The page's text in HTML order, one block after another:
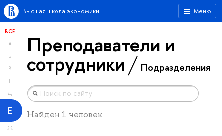
Меню
Высшая школа экономики
ВСЕ
А
Б
В
Г
Д
Е
Ж
Преподаватели и
сотрудники Подразделения
Найден 1 человек